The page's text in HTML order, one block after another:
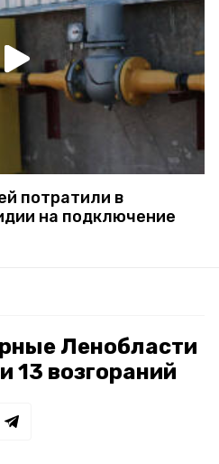
потратили в
на подключение
Ленобласти
13 возгораний